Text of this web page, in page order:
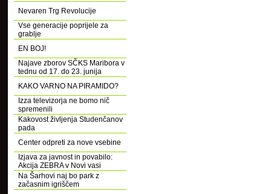
Nevaren Trg Revolucije
Vse generacije poprijele za
grablje
EN BOJ!
Najave zborov SČKS Maribora v
tednu od 17. do 23. junija
KAKO VARNO NA PIRAMIDO?
Izza televizorja ne bomo nič
spremenili
Kakovost življenja Studenčanov
pada
Center odpreti za nove vsebine
Izjava za javnost in povabilo:
Akcija ZEBRA v Novi vasi
Na Šarhovi naj bo park z
začasnim igriščem